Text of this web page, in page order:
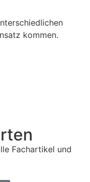
kommen.
Fachartikel und